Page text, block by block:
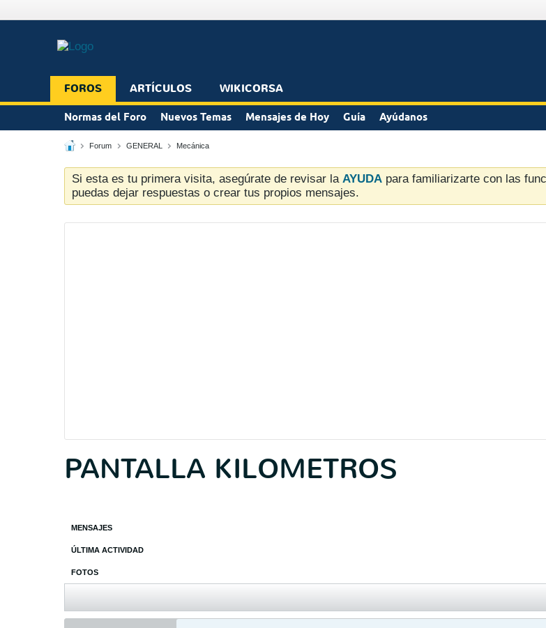
FOROS ARTÍCULOS WIKICORSA
Normas del Foro Nuevos Temas Mensajes de Hoy Guía Ayúdanos
Forum GENERAL Mecánica
Si esta es tu primera visita, asegúrate de revisar la AYUDA para familiarizarte con las
puedas dejar respuestas o crear tus propios mensajes.
PANTALLA KILOMETROS
MENSAJES
ÚLTIMA ACTIVIDAD
FOTOS